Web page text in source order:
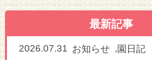
最新記事
2026.07.31 お知らせ ,園日記